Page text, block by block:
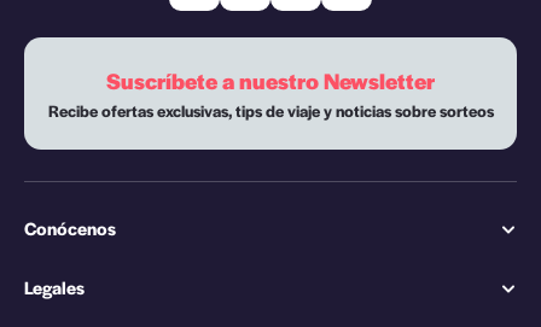
Suscríbete a nuestro Newsletter
Recibe ofertas exclusivas, tips de viaje y noticias sobre sorteos
Conócenos
Legales